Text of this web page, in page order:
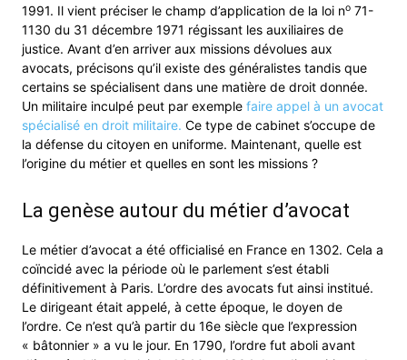
1991. Il vient préciser le champ d’application de la loi no 71-
1130 du 31 décembre 1971 régissant les auxiliaires de
justice. Avant d’en arriver aux missions dévolues aux
avocats, précisons qu’il existe des généralistes tandis que
certains se spécialisent dans une matière de droit donnée.
Un militaire inculpé peut par exemple faire appel à un avocat
spécialisé en droit militaire. Ce type de cabinet s’occupe de
la défense du citoyen en uniforme. Maintenant, quelle est
l’origine du métier et quelles en sont les missions ?
La genèse autour du métier d’avocat
Le métier d’avocat a été officialisé en France en 1302. Cela a
coïncidé avec la période où le parlement s’est établi
définitivement à Paris. L’ordre des avocats fut ainsi institué.
Le dirigeant était appelé, à cette époque, le doyen de
l’ordre. Ce n’est qu’à partir du 16e siècle que l’expression
« bâtonnier » a vu le jour. En 1790, l’ordre fut aboli avant